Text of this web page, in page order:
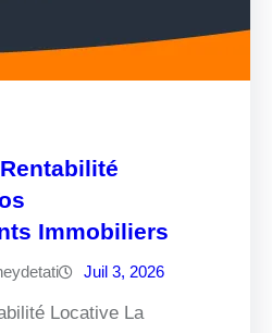
Immobiliers
Juil 3, 2026
Locative La